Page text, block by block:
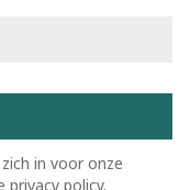
in voor onze
privacy policy.